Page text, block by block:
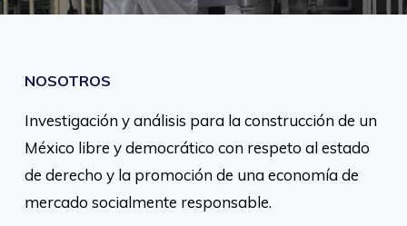
NOSOTROS
Investigación y análisis para la construcción de un
México libre y democrático con respeto al estado
de derecho y la promoción de una economía de
mercado socialmente responsable.